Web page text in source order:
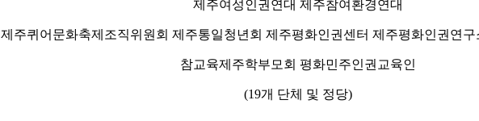
제주여성인권연대 제주참여환경연대
제주퀴어문화축제조직위원회 제주통일청년회 제주평화인권센터 제주평화인권연
참교육제주학부모회 평화민주인권교육인
(19개 단체 및 정당)